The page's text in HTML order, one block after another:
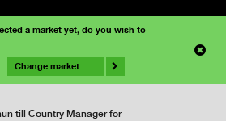
a market yet, do you wish to
Change market
till Country Manager för